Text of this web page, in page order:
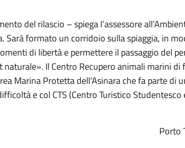
del rilascio – spiega l’assessore
Sarà formato un corridoio sulla spiaggia, in
di libertà e permettere il passaggio del
Il Centro Recupero animali marini
Marina Protetta dell'Asinara che fa parte di
e col CTS (Centro Turistico Studentesco
Porto